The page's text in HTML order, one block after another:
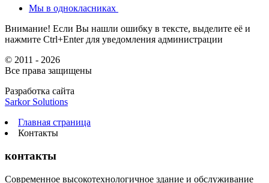
Мы в однокласниках
Внимание! Если Вы нашли ошибку в тексте, выделите её и
нажмите Ctrl+Enter для уведомления администрации
© 2011 - 2026
Все права защищены
Разработка сайта
Sarkor Solutions
Главная страница
Контакты
контакты
Современное высокотехнологичное здание и обслуживание